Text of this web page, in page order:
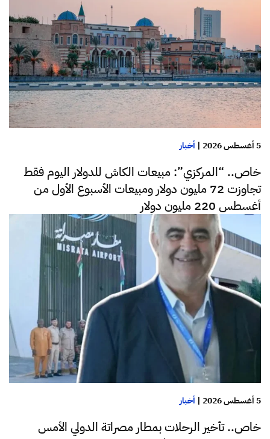
5 أغسطس 2026 | أخبار
خاص.. “المركزي”: مبيعات الكاش للدولار اليوم فقط
تجاوزت 72 مليون دولار ومبيعات الأسبوع الأول من
أغسطس 220 مليون دولار
5 أغسطس 2026 | أخبار
خاص.. تأخير الرحلات بمطار مصراتة الدولي الأمس